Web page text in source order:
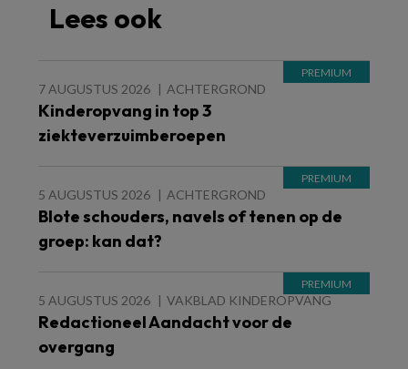
Lees ook
7 AUGUSTUS 2026 ACHTERGROND
Kinderopvang in top 3
ziekteverzuimberoepen
5 AUGUSTUS 2026 ACHTERGROND
Blote schouders, navels of tenen op de
groep: kan dat?
5 AUGUSTUS 2026 VAKBLAD KINDEROPVANG
Redactioneel Aandacht voor de
overgang